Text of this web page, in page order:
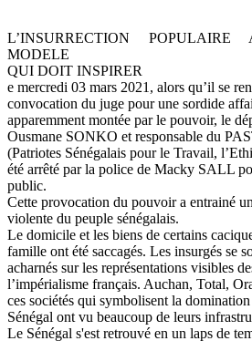
L’INSURRECTION
MODELE
QUI DOIT INSPIRER
e mercredi 03 mars 2021, alors qu’il se
convocation du juge pour une sordide
apparemment montée par le pouvoir, le
Ousmane SONKO et responsable du
(Patriotes Sénégalais pour le Travail,
été arrêté par la police de Macky SALL
public.
Cette provocation du pouvoir a entrainé
violente du peuple sénégalais.
Le domicile et les biens de certains
famille ont été saccagés. Les insurgés se
acharnés sur les représentations visibles
l’impérialisme français. Auchan, Total,
ces sociétés qui symbolisent la
Sénégal ont vu beaucoup de leurs
Le Sénégal s'est retrouvé en un laps de